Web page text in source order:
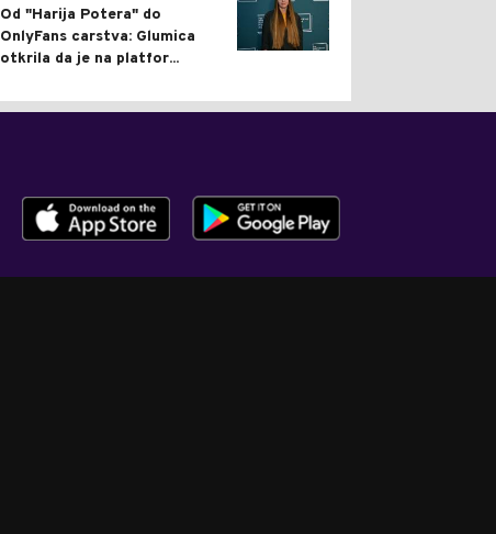
Od "Harija Potera" do
OnlyFans carstva: Glumica
otkrila da je na platfor...